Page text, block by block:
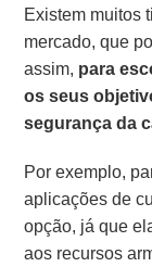
Existem muitos
mercado, que
assim, para
os seus
segurança da
Por exemplo,
aplicações de
opção, já que
aos recursos